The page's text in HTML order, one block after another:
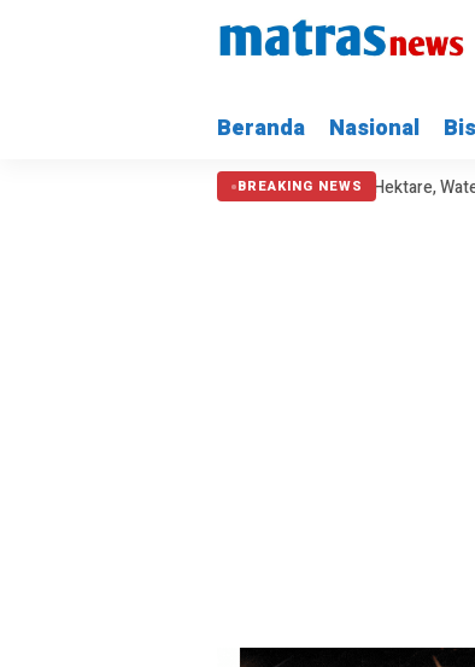
Beranda Nasional
BREAKING NEWS
Kebakaran Bromo Hanguskan 60 Hektare, Water Bombing